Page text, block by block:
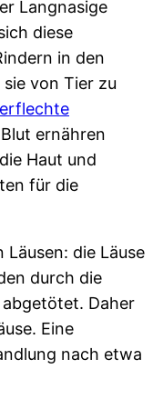
Langnasige
diese
in den
von Tier zu
ernähren
Haut und
für die
die Läuse
durch die
Daher
Eine
nach etwa